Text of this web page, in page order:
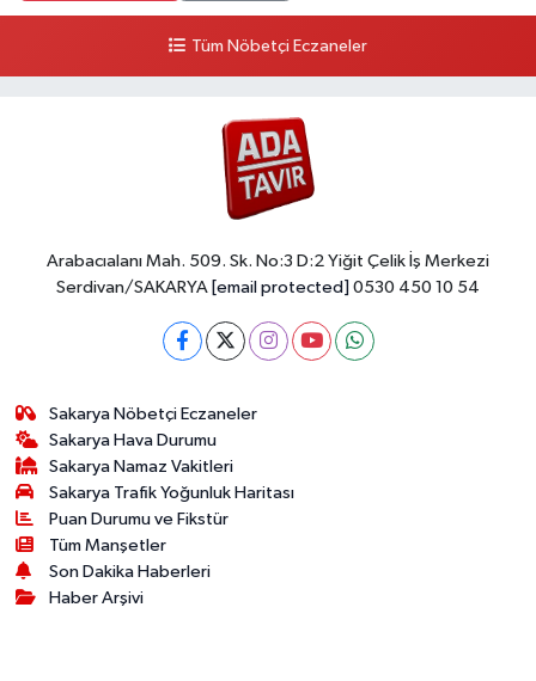
Tüm Nöbetçi Eczaneler
Arabacıalanı Mah. 509. Sk. No:3 D:2 Yiğit Çelik İş Merkezi
Serdivan/SAKARYA [email protected] 0530 450 10 54
Sakarya Nöbetçi Eczaneler
Sakarya Hava Durumu
Sakarya Namaz Vakitleri
Sakarya Trafik Yoğunluk Haritası
Puan Durumu ve Fikstür
Tüm Manşetler
Son Dakika Haberleri
Haber Arşivi